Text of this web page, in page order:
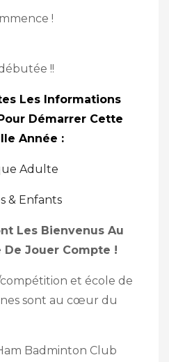
!
!!
Les Informations
Démarrer Cette
Année :
Adulte
& Enfants
Les Bienvenus Au
De Jouer Compte !
et école de
sont au cœur du
Badminton Club